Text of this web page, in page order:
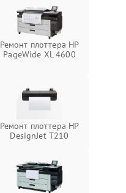
Ремонт плоттера HP
PageWide XL 4600
Ремонт плоттера HP
DesignJet T210